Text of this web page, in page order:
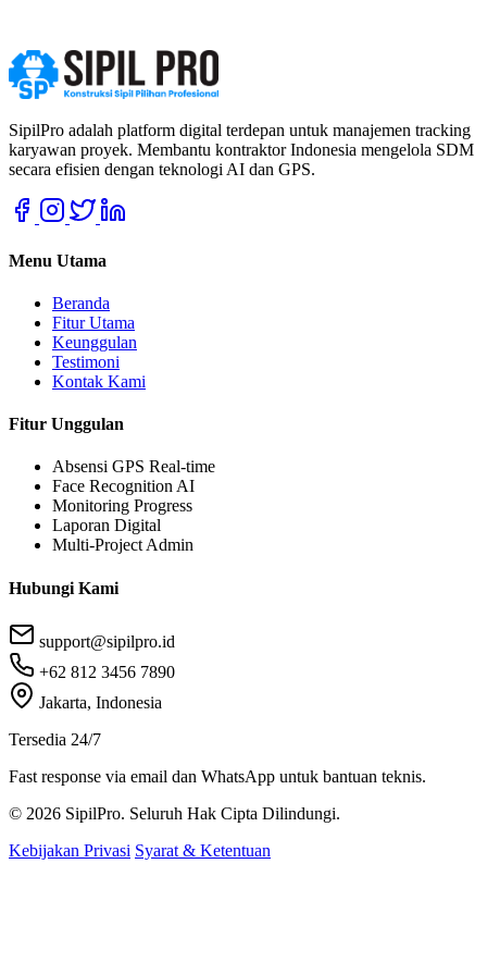
SipilPro adalah platform digital terdepan untuk manajemen tracking
karyawan proyek. Membantu kontraktor Indonesia mengelola SDM
secara efisien dengan teknologi AI dan GPS.
Menu Utama
Beranda
Fitur Utama
Keunggulan
Testimoni
Kontak Kami
Fitur Unggulan
Absensi GPS Real-time
Face Recognition AI
Monitoring Progress
Laporan Digital
Multi-Project Admin
Hubungi Kami
support@sipilpro.id
+62 812 3456 7890
Jakarta, Indonesia
Tersedia 24/7
Fast response via email dan WhatsApp untuk bantuan teknis.
© 2026 SipilPro. Seluruh Hak Cipta Dilindungi.
Kebijakan Privasi Syarat & Ketentuan